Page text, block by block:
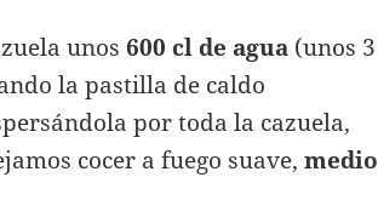
unos600 cl de agua (unos 3
la pastilla de caldo
por toda la cazuela,
cocer a fuego suave,medio